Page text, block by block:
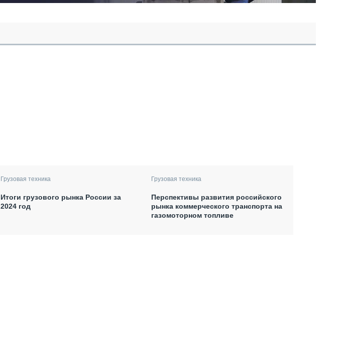
Грузовая техника
Итоги грузового рынка России за
2024 год
Грузовая техника
Перспективы развития российского
рынка коммерческого транспорта на
газомоторном топливе